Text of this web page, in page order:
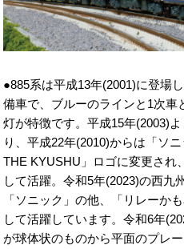
●885系は平成13年(2001)に登場
備車で、ブルーのラインと1次車
灯が特徴です。平成15年(2003)
り、平成22年(2010)からは「ソ
THE KYUSHU」ロゴに変更され
して活躍。令和5年(2023)の西九
「ソニック」の他、「リレーか
して活躍しています。令和6年
が球体状のものから平面のプレ